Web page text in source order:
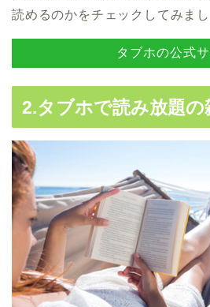
読めるのかをチェックしてみまし
タブホの公式サ
2.タブホで読み放題の